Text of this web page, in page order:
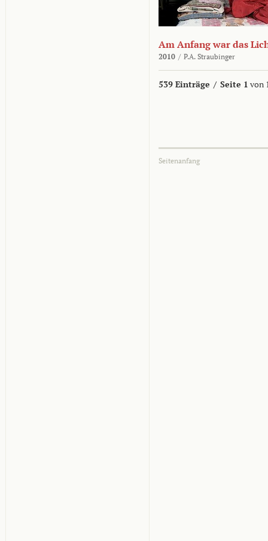
Am Anfang war das
2010 / P.A. Straubinger
539 Einträge / Seite 1 von
Seitenanfang